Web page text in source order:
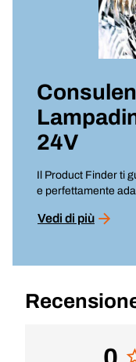
24V
Il Product Finder ti
e perfettamente
Vedi di più